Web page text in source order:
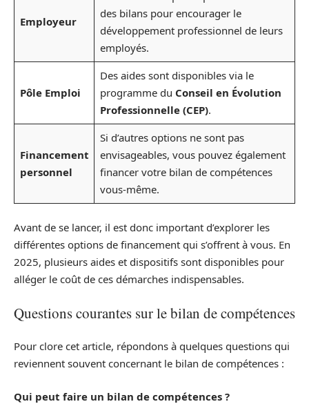
Employeur
des bilans pour encourager le
développement professionnel de leurs
employés.
Pôle Emploi
Des aides sont disponibles via le
programme du Conseil en Évolution
Professionnelle (CEP).
Financement
personnel
Si d’autres options ne sont pas
envisageables, vous pouvez également
financer votre bilan de compétences
vous-même.
Avant de se lancer, il est donc important d’explorer les
différentes options de financement qui s’offrent à vous. En
2025, plusieurs aides et dispositifs sont disponibles pour
alléger le coût de ces démarches indispensables.
Questions courantes sur le bilan de compétences
Pour clore cet article, répondons à quelques questions qui
reviennent souvent concernant le bilan de compétences :
Qui peut faire un bilan de compétences ?